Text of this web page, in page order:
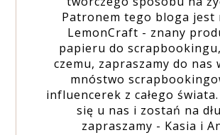
Patronem tego bloga jest
LemonCraft - znany
papieru do
czemu, zapraszamy do nas
mnóstwo
influencerek z całego
się u nas i zostań na
zapraszamy - Kasia i